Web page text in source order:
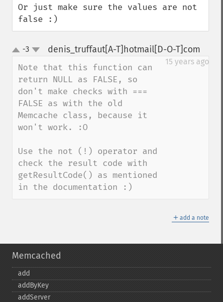
Or just make sure the values are not
false :)
up-3 denis_truffaut[A-T]hotmail[D-O-T]com
15 years ago
Note that this function can
return NULL as FALSE, so
don't make checks with ===
FALSE as with the old
Memcache class, because it
won't work. :O
Use the not (!) operator and
check the result code with
getResultCode() as mentioned
in the documentation :)
＋ add a note
Memcached
add
addByKey
addServer